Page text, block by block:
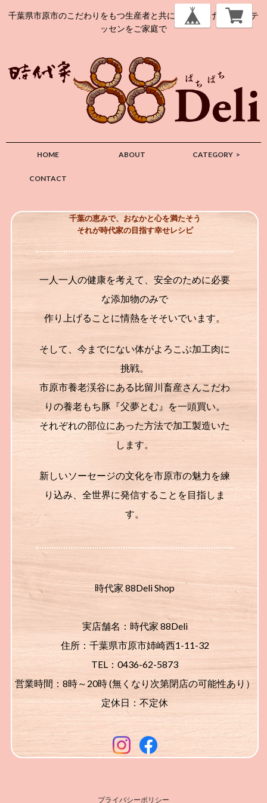
千葉県市原市のこだわりをもつ生産者と共につくり上げるデリカテ
ッセンをご家庭で
HOME ABOUT CATEGORY >
CONTACT
千葉の恵みで、おなかと心を満たそう
それが時代家の目指す幸せレシピ
一人一人の健康を考えて、安全のために必要
な添加物のみで
作り上げることに情熱をそそいでいます。
そして、今までにない体がよろこぶ加工肉に
挑戦。
市原市養老渓谷にある比留川畜産さんこだわ
りの養老もち豚『父夢とむ』を一頭買い。
それぞれの部位にあった方法で加工製造いた
します。
新しいソーセージの文化を市原市の魅力を練
り込み、全世界に発信することを目指しま
す。
時代家 88Deli Shop
実店舗名：時代家 88Deli
住所：千葉県市原市姉崎西1-11-32
TEL：0436-62-5873
営業時間：8時～20時 (無くなり次第閉店の可能性あり）
定休日：不定休
プライバシーポリシー